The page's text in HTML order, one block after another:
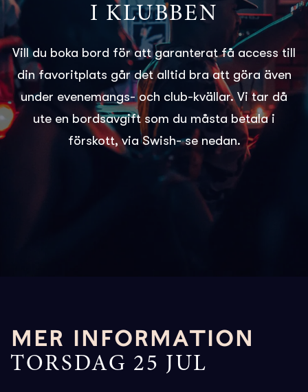
I KLUBBEN
Vill du boka bord för att garanterat få access till
din favoritplats går det alltid bra att göra även
under evenemangs- och club-kvällar. Vi tar då
ute en bordsavgift som du måsta betala i
förskott, via Swish- se nedan.
MER INFORMATION
TORSDAG 25 JUL